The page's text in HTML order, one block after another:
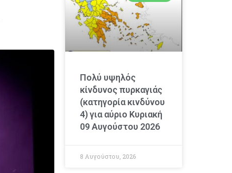
Πολύ υψηλός
κίνδυνος πυρκαγιάς
(κατηγορία κινδύνου
4) για αύριο Κυριακή
09 Αυγούστου 2026
8 Αυγούστου, 2026